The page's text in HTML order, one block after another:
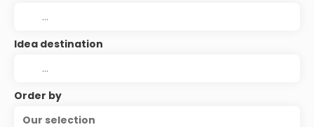
Idea destination
Order by
Our selection